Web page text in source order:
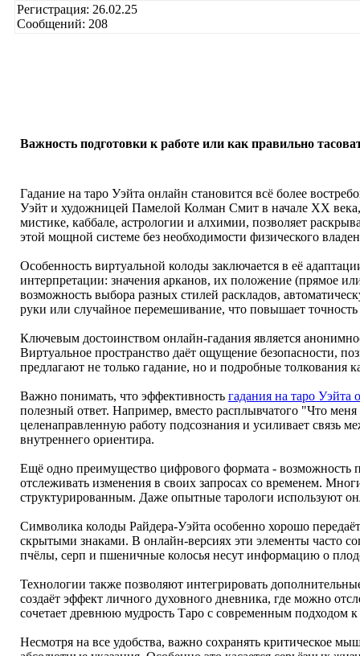
Регистрация: 26.02.25
Сообщений: 208
Важность подготовки к работе или как правильно
Гадание на таро Уэйта онлайн становится всё более
Уэйт и художницей Памелой Колман Смит в начале XX века,
мистике, каббале, астрологии и алхимии, позволяет
этой мощной системе без необходимости физического
Особенность виртуальной колоды заключается в её
интерпретации: значения арканов, их положение (прямое
возможность выбора разных стилей раскладов,
руки или случайное перемешивание, что повышает точность
Ключевым достоинством онлайн-гадания является
Виртуальное пространство даёт ощущение безопасности,
предлагают не только гадание, но и подробные
Важно понимать, что эффективность гадания на таро Уэйта
полезный ответ. Например, вместо расплывчатого "Что
целенаправленную работу подсознания и усиливает связь
внутреннего ориентира.
Ещё одно преимущество цифрового формата - возможность
отслеживать изменения в своих запросах со временем.
структурированным. Даже опытные тарологи используют
Символика колоды Райдера-Уэйта особенно хорошо
скрытыми знаками. В онлайн-версиях эти элементы часто
пчёлы, серп и пшеничные колосья несут информацию о
Технологии также позволяют интегрировать
создаёт эффект личного духовного дневника, где можно
сочетает древнюю мудрость Таро с современным подходом
Несмотря на все удобства, важно сохранять критическое